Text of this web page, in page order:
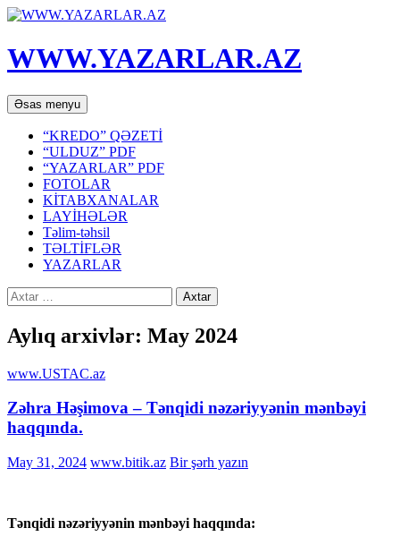
WWW.YAZARLAR.AZ
Axtar
Əsas menyu Mühtəviyyata
keç
“KREDO” QƏZETİ
“ULDUZ” PDF
“YAZARLAR” PDF
FOTOLAR
KİTABXANALAR
LAYİHƏLƏR
Təlim-təhsil
TƏLTİFLƏR
YAZARLAR
Axtarış:
Aylıq arxivlər: May 2024
www.USTAC.az
Zəhra Həşimova – Tənqidi nəzəriyyənin mənbəyi
haqqında.
May 31, 2024 www.bitik.az Bir şərh yazın
Tənqidi nəzəriyyənin mənbəyi haqqında: